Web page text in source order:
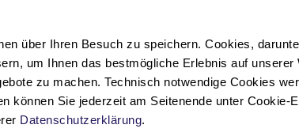
über Ihren Besuch zu speichern. Cookies,
um Ihnen das bestmögliche Erlebnis auf unserer
zu machen. Technisch notwendige Cookies
können Sie jederzeit am Seitenende unter Cookie-
Datenschutzerklärung.